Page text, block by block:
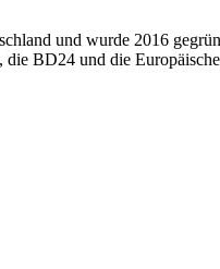
und wurde 2016
BD24 und die